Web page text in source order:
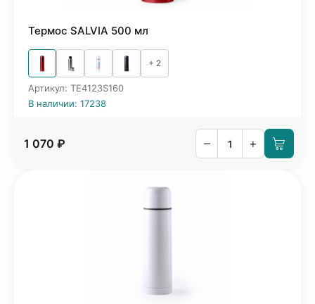
Термос SALVIA 500 мл
+ 2
Артикул: TE4123S160
В наличии: 17238
1 070 ₽ – +